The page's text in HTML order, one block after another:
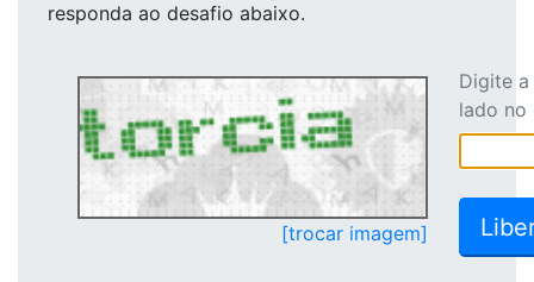
responda ao desafio abaixo.
[trocar imagem]
Digite
lado no